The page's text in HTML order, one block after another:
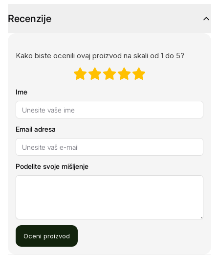
Recenzije
Kako biste ocenili ovaj proizvod na skali od 1 do 5?
Ime
Email adresa
Podelite svoje mišljenje
Oceni proizvod